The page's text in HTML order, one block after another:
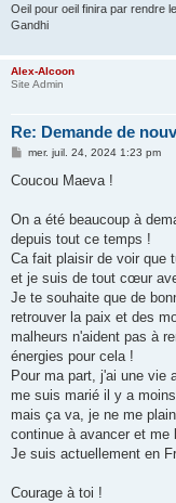
Oeil pour oeil finira par rendre
Gandhi
Alex-Alcoon
Site Admin
Re: Demande de
M
s
g
mer. juil. 24, 2024 1:23 pm
Coucou Maeva !
On a été beaucoup à
depuis tout ce temps !
Ca fait plaisir de voir que
et je suis de tout cœur
Je te souhaite que de
retrouver la paix et des
malheurs n'aident pas à
énergies pour cela !
Pour ma part, j'ai une vie
me suis marié il y a
mais ça va, je ne me
continue à avancer et me
Je suis actuellement en
Courage à toi !